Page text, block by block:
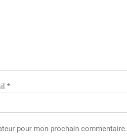
*
pour mon prochain commentaire.